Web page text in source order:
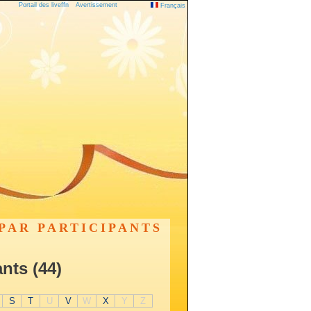
Portail des liveffn Avertissement Français
PARTICIPANTS
(44)
S T U V W X Y Z